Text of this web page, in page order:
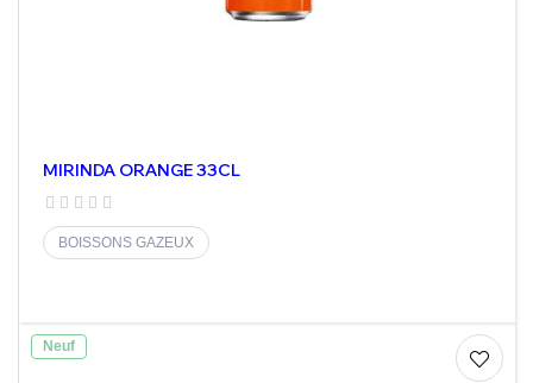
MIRINDA ORANGE 33CL
BOISSONS GAZEUX
Neuf